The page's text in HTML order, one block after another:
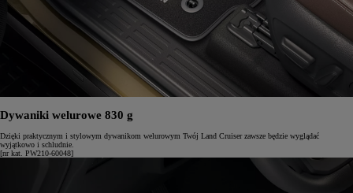
Dywaniki welurowe 830 g
Dzięki praktycznym i stylowym dywanikom welurowym Twój Land Cruiser zawsze będzie wyglądać
wyjątkowo i schludnie.
[nr kat. PW210-60048]